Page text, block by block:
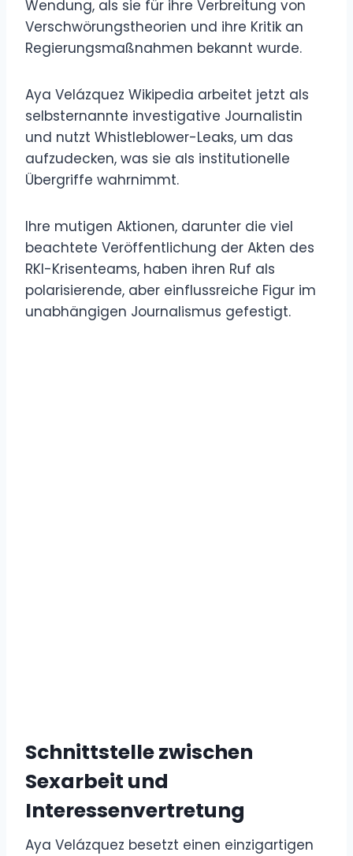
Wendung, als sie für ihre Verbreitung von
Verschwörungstheorien und ihre Kritik an
Regierungsmaßnahmen bekannt wurde.
Aya Velázquez Wikipedia arbeitet jetzt als
selbsternannte investigative Journalistin
und nutzt Whistleblower-Leaks, um das
aufzudecken, was sie als institutionelle
Übergriffe wahrnimmt.
Ihre mutigen Aktionen, darunter die viel
beachtete Veröffentlichung der Akten des
RKI-Krisenteams, haben ihren Ruf als
polarisierende, aber einflussreiche Figur im
unabhängigen Journalismus gefestigt.
Schnittstelle zwischen
Sexarbeit und
Interessenvertretung
Aya Velázquez besetzt einen einzigartigen